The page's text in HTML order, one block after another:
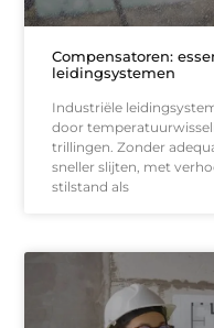
Compensatoren:
leidingsystemen
Industriële
door
trillingen. Zonder
sneller slijten, met
stilstand als